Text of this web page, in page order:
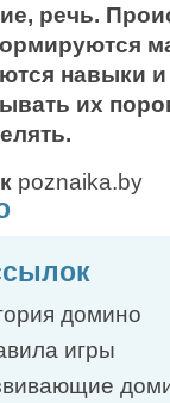
речь.
навыки
их
poznaika.by
домино
игры